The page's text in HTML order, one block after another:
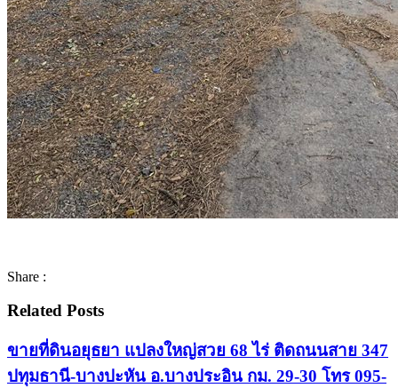
Share :
Related Posts
ขายที่ดินอยุธยา แปลงใหญ่สวย 68 ไร่ ติดถนนสาย 347
ปทุมธานี-บางปะหัน อ.บางประอิน กม. 29-30 โทร 095-